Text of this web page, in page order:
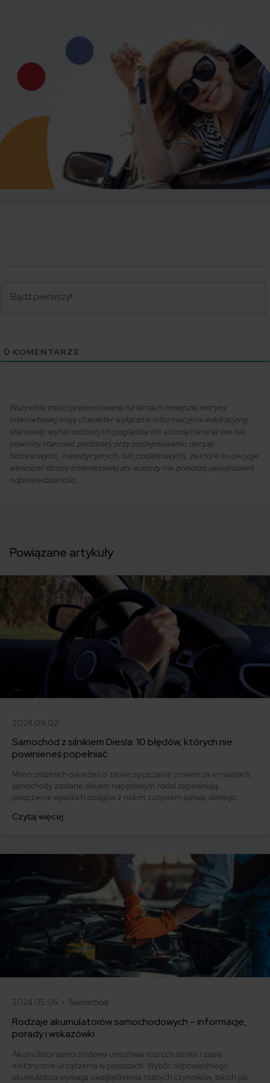
0 KOMENTARZE
Wszystkie treści prezentowane na łamach niniejszej witryny
internetowej mają charakter wyłącznie informacyjno-edukacyjny,
stanowiąc wyraz osobistych poglądów ich autora/ów oraz nie nie
powinny stanowić podstawy przy podejmowaniu decyzji
biznesowych, inwestycyjnych, lub podatkowych, za które to decyzje
właściciel strony internetowej ani autorzy nie ponoszą jakiejkolwiek
odpowiedzialności.
Powiązane artykuły
2024.09.02
Samochód z silnikiem Diesla: 10 błędów, których nie
powinieneś popełniać
Mimo ostatnich oskarżeń o zanieczyszczanie powietrza w miastach,
samochody zasilane olejem napędowym nadal zapewniają
połączenie wysokich osiągów z niskim zużyciem paliwa, dlatego
kierowców nie wie, jak prawidłowo jeździć dieslem. Podpowiadamy,
Czytaj więcej
2024.05.06 • Samochód
Rodzaje akumulatorów samochodowych – informacje,
porady i wskazówki
Akumulator samochodowy umożliwia rozruch silnika i zasila
elektryczne urządzenia w pojazdach. Wybór odpowiedniego
akumulatora wymaga uwzględnienia różnych czynników, takich jak